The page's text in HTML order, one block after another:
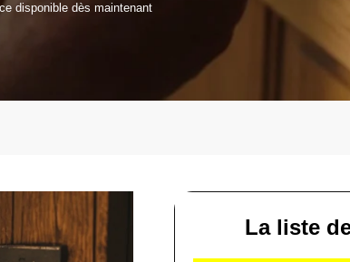
disponible dès maintenant
La liste